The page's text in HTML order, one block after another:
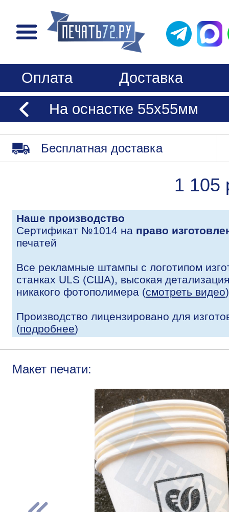
Оплата
Доставка
На оснастке 55х55мм
Бесплатная доставка
1 105
Наше производство
Сертификат №1014 на право
печатей
Все рекламные штампы с логотипом
станках ULS (США), высокая детализация
никакого фотополимера (смотреть видео)
Производство лицензировано для
(подробнее)
Макет печати: